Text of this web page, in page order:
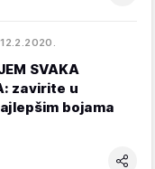
12.2.2020.
SVAKA
zavirite u
bojama